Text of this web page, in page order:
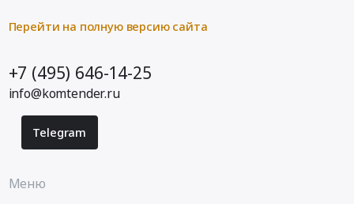
Перейти на полную версию сайта
+7 (495) 646-14-25
info@komtender.ru
Telegram
Меню